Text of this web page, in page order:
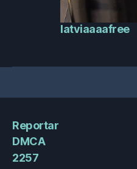
latviaaaafree
Reportar
DMCA
2257